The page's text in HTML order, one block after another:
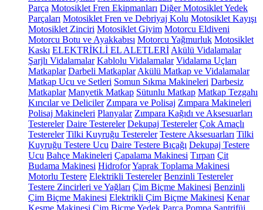
Parça Motosiklet Fren Ekipmanları Diğer Motosiklet Yedek
Parçaları Motosiklet Fren ve Debriyaj Kolu Motosiklet Kayışı
Motosiklet Zinciri Motosiklet Giyim Motorcu Eldiveni
Motorcu Botu ve Ayakkabısı Motorcu Yağmurluk Motosiklet
Kaskı ELEKTRİKLİ EL ALETLERİ Akülü Vidalamalar
Şarjlı Vidalamalar Kablolu Vidalamalar Vidalama Uçları
Matkaplar Darbeli Matkaplar Akülü Matkap ve Vidalamalar
Matkap Ucu ve Setleri Somun Sıkma Makineleri Darbesiz
Matkaplar Manyetik Matkap Sütunlu Matkap Matkap Tezgahı
Kırıcılar ve Deliciler Zımpara ve Polisaj Zımpara Makineleri
Polisaj Makineleri Planyalar Zımpara Kağıdı ve Aksesuarları
Testereler Daire Testereler Dekupaj Testereler Çok Amaçlı
Testereler Tilki Kuyruğu Testereler Testere Aksesuarları Tilki
Kuyruğu Testere Ucu Daire Testere Bıçağı Dekupaj Testere
Ucu Bahçe Makineleri Çapalama Makinesi Tırpan Çit
Budama Makinesi HidroforYaprak Toplama Makinesi
Motorlu Testere Elektrikli Testereler Benzinli Testereler
Testere Zincirleri ve Yağları Çim Biçme Makinesi Benzinli
Çim Biçme Makinesi Elektrikli Çim Biçme Makinesi Kenar
Kesme Makinesi Çim Biçme Yedek Parça Pompa Santrifüj